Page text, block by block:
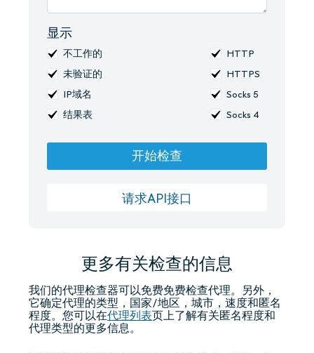
显示
不工作的
未验证的
IP域名
结果表
HTTP
HTTPS
Socks 5
Socks 4
开始检查
请求API接口
更多有关检查的信息
我们的代理检查器可以免费免费检查代理。另外，
它确定代理的类型，国家/地区，城市，速度和匿名
程度。您可以在代理列表页上了解有关匿名程度和
代理类型的更多信息。